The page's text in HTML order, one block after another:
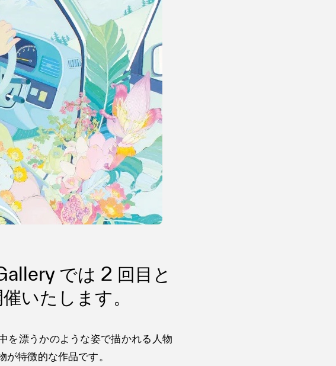
では 2 回目と
いたします。
を漂うかのような姿で描かれる人物
特徴的な作品です。